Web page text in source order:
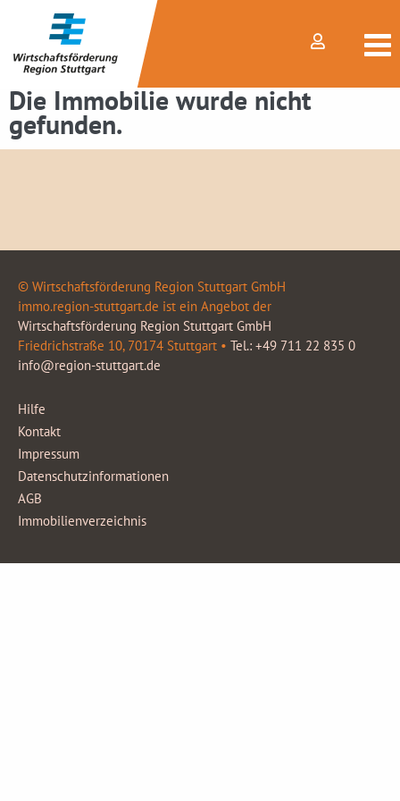
Die Immobilie wurde nicht
gefunden.
© Wirtschaftsförderung Region Stuttgart GmbH
immo.region-stuttgart.de ist ein Angebot der
Wirtschaftsförderung Region Stuttgart GmbH
Friedrichstraße 10, 70174 Stuttgart • Tel.: +49 711 22 835 0
info@region-stuttgart.de
Hilfe
Kontakt
Impressum
Datenschutzinformationen
AGB
Immobilienverzeichnis